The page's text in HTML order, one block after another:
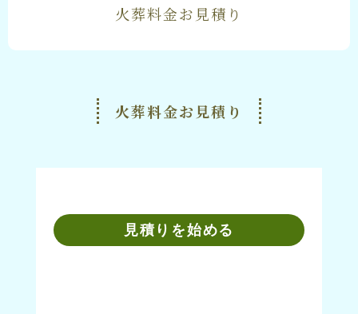
火葬料金お見積り
火葬料金お見積り
見積りを始める